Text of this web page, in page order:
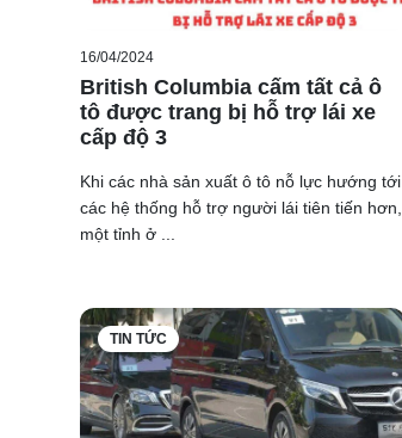
16/04/2024
British Columbia cấm tất cả ô
tô được trang bị hỗ trợ lái xe
cấp độ 3
Khi các nhà sản xuất ô tô nỗ lực hướng tới
các hệ thống hỗ trợ người lái tiên tiến hơn,
một tỉnh ở ...
TIN TỨC